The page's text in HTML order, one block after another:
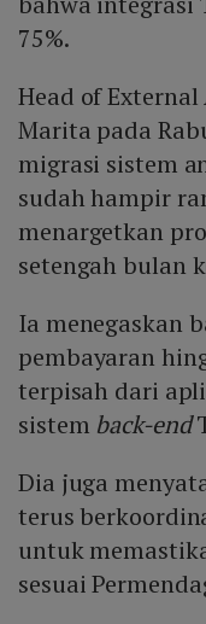
75%.
Head of
Marita pada
migrasi sistem
sudah hampir
menargetkan
setengah bulan
Ia menegaskan
pembayaran
terpisah dari
sistem back-end
Dia juga
terus
untuk
sesuai